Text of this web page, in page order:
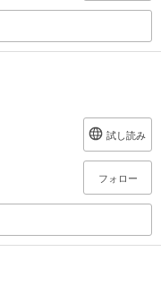
試し読み
フォロー